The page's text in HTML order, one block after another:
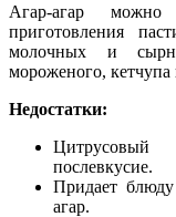
Агар-агар
приготовления
молочных и
мороженого,
Недостатки:
Цитрусовый
послевкусие.
Придает
агар.